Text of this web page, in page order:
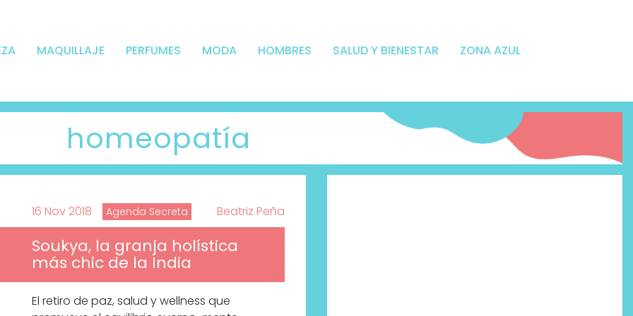
MAQUILLAJE PERFUMES MODA HOMBRES SALUD Y BIENESTAR ZONA AZUL
homeopatía
16 Nov 2018 Agenda Secreta Beatriz Peña
Soukya, la granja holística
más chic de la India
El retiro de paz, salud y wellness que